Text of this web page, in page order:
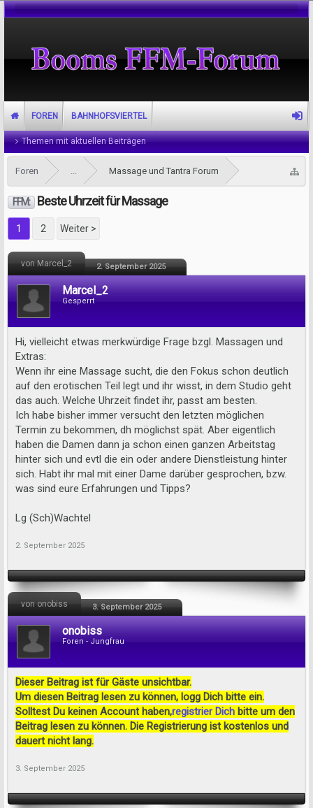
Foren ... Massage und Tantra Forum
FFM: Beste Uhrzeit für Massage
1 2 Weiter >
von Marcel_2 2. September 2025
Marcel_2
Gesperrt
Hi, vielleicht etwas merkwürdige Frage bzgl. Massagen und
Extras:
Wenn ihr eine Massage sucht, die den Fokus schon deutlich
auf den erotischen Teil legt und ihr wisst, in dem Studio geht
das auch. Welche Uhrzeit findet ihr, passt am besten.
Ich habe bisher immer versucht den letzten möglichen
Termin zu bekommen, dh möglichst spät. Aber eigentlich
haben die Damen dann ja schon einen ganzen Arbeitstag
hinter sich und evtl die ein oder andere Dienstleistung hinter
sich. Habt ihr mal mit einer Dame darüber gesprochen, bzw.
was sind eure Erfahrungen und Tipps?
Lg (Sch)Wachtel
2. September 2025
von onobiss 3. September 2025
onobiss
Foren - Jungfrau
Dieser Beitrag ist für Gäste unsichtbar.
Um diesen Beitrag lesen zu können, logg Dich bitte ein.
Solltest Du keinen Account haben,registrier Dich bitte um den
Beitrag lesen zu können. Die Registrierung ist kostenlos und
dauert nicht lang.
3. September 2025
FOREN
Themen mit aktuellen Beiträgen
BAHNHOFSVIERTEL